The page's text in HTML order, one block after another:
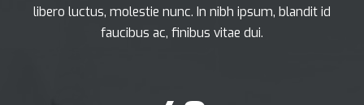
libero luctus, molestie nunc. In nibh ipsum, blandit id
faucibus ac, finibus vitae dui.